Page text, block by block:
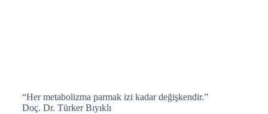
“Her metabolizma parmak izi kadar değişkendir.”
Doç. Dr. Türker Bıyıklı